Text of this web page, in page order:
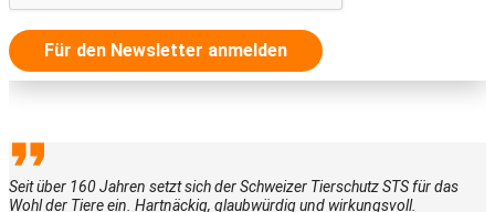
Für den Newsletter anmelden
Seit über 160 Jahren setzt sich der Schweizer Tierschutz STS für das
Wohl der Tiere ein. Hartnäckig, glaubwürdig und wirkungsvoll.